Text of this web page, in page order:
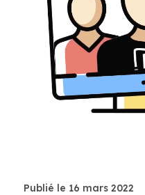
Publié le 16 mars 2022